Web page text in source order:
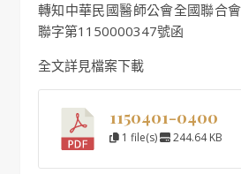
轉知中華民國醫師公會全國聯合會115年3月31日全醫
聯字第1150000347號函
全文詳見檔案下載
1150401-0400
1 file(s) 244.64 KB